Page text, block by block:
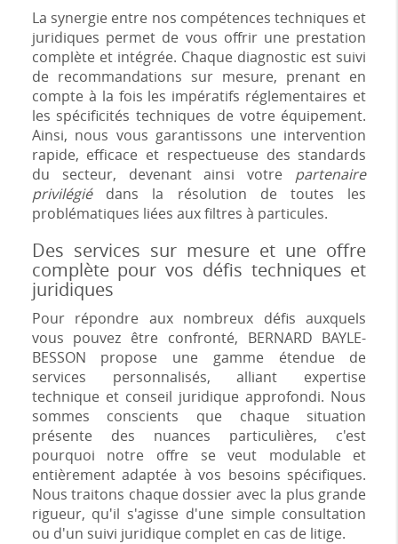
La synergie entre nos compétences techniques et
juridiques permet de vous offrir une prestation
complète et intégrée. Chaque diagnostic est suivi
de recommandations sur mesure, prenant en
compte à la fois les impératifs réglementaires et
les spécificités techniques de votre équipement.
Ainsi, nous vous garantissons une intervention
rapide, efficace et respectueuse des standards
du secteur, devenant ainsi votre partenaire
privilégiédans la résolution de toutes les
problématiques liées aux filtres à particules.
Des services sur mesure et une offre
complète pour vos défis techniques et
juridiques
Pour répondre aux nombreux défis auxquels
vous pouvez être confronté, BERNARD BAYLE-
BESSON propose une gamme étendue de
services personnalisés, alliant expertise
technique et conseil juridique approfondi. Nous
sommes conscients que chaque situation
présente des nuances particulières, c'est
pourquoi notre offre se veut modulable et
entièrement adaptée à vos besoins spécifiques.
Nous traitons chaque dossier avec la plus grande
rigueur, qu'il s'agisse d'une simple consultation
ou d'un suivi juridique complet en cas de litige.